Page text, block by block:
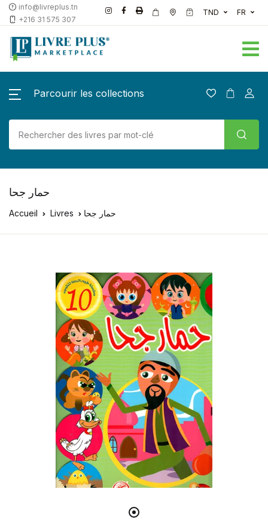
info@livreplus.tn
+216 31 575 307
TND FR
Parcourir les collections
حمار جحا
Accueil Livres حمار جحا